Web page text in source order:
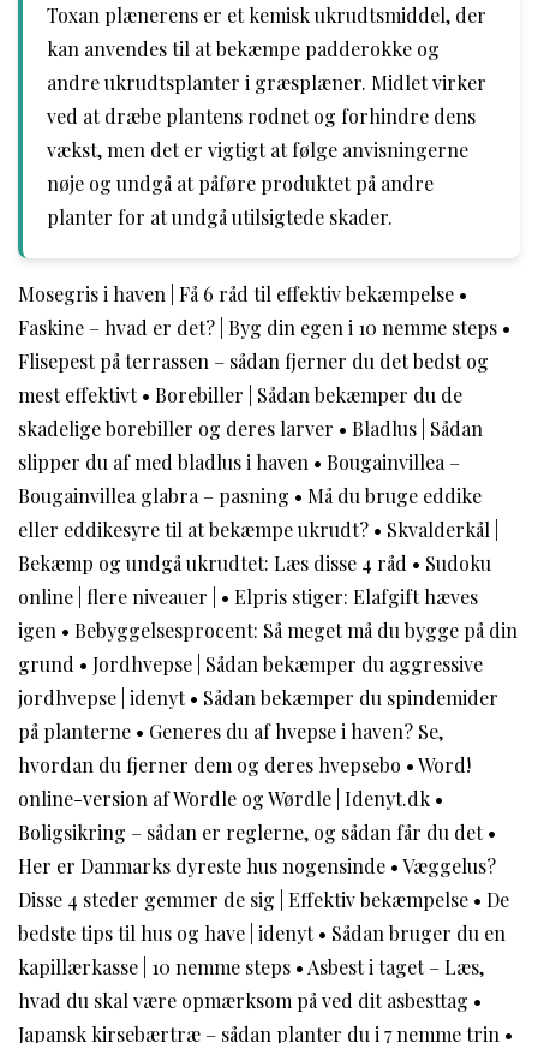
Toxan plænerens er et kemisk ukrudtsmiddel, der
kan anvendes til at bekæmpe padderokke og
andre ukrudtsplanter i græsplæner. Midlet virker
ved at dræbe plantens rodnet og forhindre dens
vækst, men det er vigtigt at følge anvisningerne
nøje og undgå at påføre produktet på andre
planter for at undgå utilsigtede skader.
Mosegris i haven | Få 6 råd til effektiv bekæmpelse •
Faskine – hvad er det? | Byg din egen i 10 nemme steps •
Flisepest på terrassen – sådan fjerner du det bedst og
mest effektivt• Borebiller | Sådan bekæmper du de
skadelige borebiller og deres larver • Bladlus | Sådan
slipper du af med bladlus i haven • Bougainvillea –
Bougainvillea glabra – pasning • Må du bruge eddike
eller eddikesyre til at bekæmpe ukrudt? • Skvalderkål |
Bekæmp og undgå ukrudtet: Læs disse 4 råd • Sudoku
online | flere niveauer |
• Elpris stiger: Elafgift hæves
igen • Bebyggelsesprocent: Så meget må du bygge på din
grund • Jordhvepse | Sådan bekæmper du aggressive
jordhvepse | idenyt• Sådan bekæmper du spindemider
på planterne • Generes du af hvepse i haven? Se,
hvordan du fjerner dem og deres hvepsebo •Word!
online-version af Wordle og Wørdle | Idenyt.dk •
Boligsikring – sådan er reglerne, og sådan får du det•
Her er Danmarks dyreste hus nogensinde •Væggelus?
Disse 4 steder gemmer de sig | Effektiv bekæmpelse • De
bedste tips til hus og have | idenyt• Sådan bruger du en
kapillærkasse | 10 nemme steps • Asbest i taget – Læs,
hvad du skal være opmærksom på ved dit asbesttag •
Japansk kirsebærtræ – sådan planter du i 7 nemme trin •